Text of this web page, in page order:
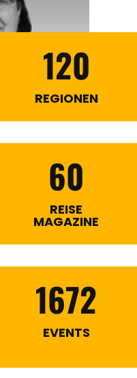
120
REGIONEN
60
REISE
MAGAZINE
1672
EVENTS